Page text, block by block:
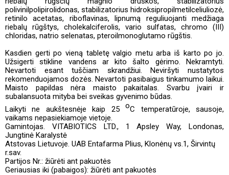
polivinilpolipirolidonas, stabilizatorius hidroksipropilmetilceliuliozė,
retinilo acetatas, riboflavinas, lipnumą reguliuojanti medžiaga
riebalų rūgštys, cholekalciferolis, vario sulfatas, chromo (III)
chloridas, natrio selenatas, pteroilmonoglutamo rūgštis.
Kasdien gerti po vieną tabletę valgio metu arba iš karto po jo.
Užsigerti stikline vandens ar kito šalto gėrimo. Nekramtyti.
Nevartoti esant tuščiam skrandžiui. Neviršyti nustatytos
rekomenduojamos dozės. Nevartoti pasibaigus tinkamumo laikui.
Maisto papildas nėra maisto pakaitalas. Svarbu įvairi ir
subalansuota mityba bei sveikas gyvenimo būdas.
Laikyti ne aukštesnėje kaip 25oC temperatūroje, sausoje,
vaikams nepasiekiamoje vietoje.
Gamintojas. VITABIOTICS LTD., 1 Apsley Way, Londonas,
Jungtinė Karalystė
Atstovas Lietuvoje. UAB Entafarma Plius, Klonėnų vs.1, Širvintų
r.sav.
Partijos Nr.: žiūrėti ant pakuotės
Geriausias iki (pabaigos): žiūrėti ant pakuotės